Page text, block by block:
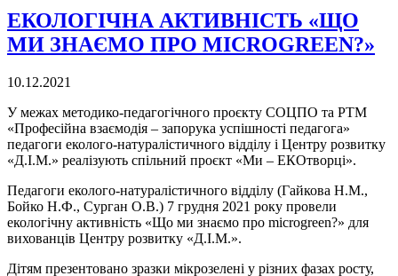
ЕКОЛОГІЧНА АКТИВНІСТЬ «ЩО
МИ ЗНАЄМО ПРО MICROGREEN?»
10.12.2021
У межах методико-педагогічного проєкту СОЦПО та РТМ
«Професійна взаємодія – запорука успішності педагога»
педагоги еколого-натуралістичного відділу і Центру розвитку
«Д.І.М.» реалізують спільний проєкт «Ми – ЕКОтворці».
Педагоги еколого-натуралістичного відділу (Гайкова Н.М.,
Бойко Н.Ф., Сурган О.В.) 7 грудня 2021 року провели
екологічну активність «Що ми знаємо про microgreen?» для
вихованців Центру розвитку «Д.І.М.».
Дітям презентовано зразки мікрозелені у різних фазах росту,